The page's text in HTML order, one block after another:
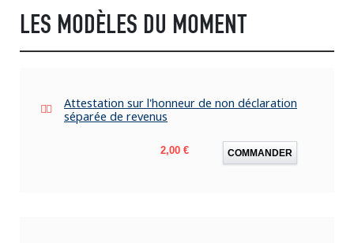
LES MODÈLES DU MOMENT
Attestation sur l'honneur de non déclaration
séparée de revenus
Prix
2,00 € COMMANDER